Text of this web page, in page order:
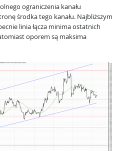
ograniczenia kanału
środka tego kanału. Najbliższym
linia łącza minima ostatnich
oporem są maksima